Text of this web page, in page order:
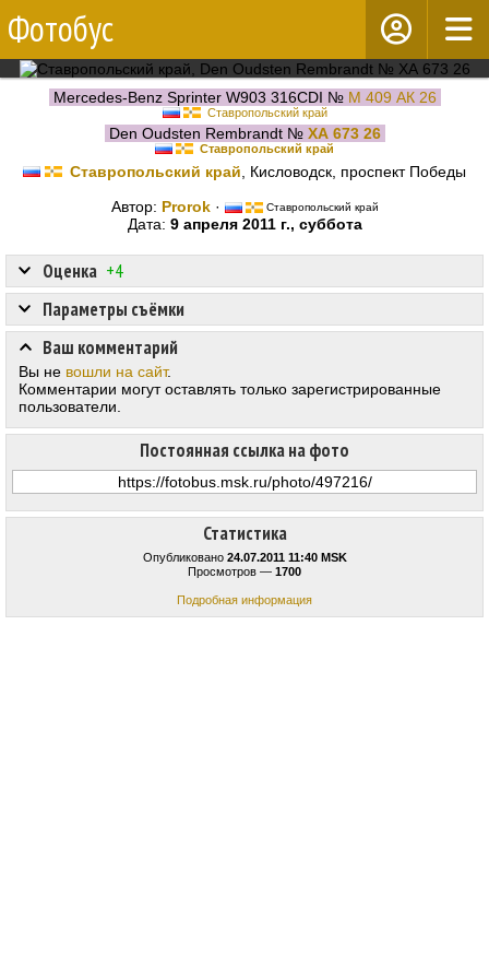
Фотобус
Mercedes-Benz Sprinter W903 316CDI № М 409 АК 26
Ставропольский край
Den Oudsten Rembrandt № ХА 673 26
Ставропольский край
Ставропольский край , Кисловодск, проспект Победы
Автор: Prorok· Ставропольский край
Дата: 9 апреля 2011 г., суббота
Статистика
Опубликовано 24.07.2011 11:40 MSK
Просмотров — 1700
Подробная информация
Оценка +4
Постоянная ссылка на фото
Параметры съёмки
Ваш комментарий
Вы не вошли на сайт.
Комментарии могут оставлять только зарегистрированные
пользователи.